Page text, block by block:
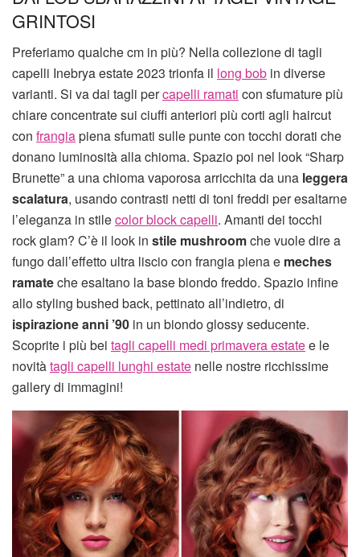
GRINTOSI
Preferiamo qualche cm in più? Nella collezione di tagli
capelli Inebrya estate 2023 trionfa il long bob in diverse
varianti. Si va dai tagli percapelli ramati con sfumature più
chiare concentrate sui ciuffi anteriori più corti agli haircut
con frangiapiena sfumati sulle punte con tocchi dorati che
donano luminosità alla chioma. Spazio poi nel look “Sharp
Brunette” a una chioma vaporosa arricchita da una leggera
scalatura, usando contrasti netti di toni freddi per esaltarne
l’eleganza in stilecolor block capelli. Amanti dei tocchi
rock glam? C’è il look in stile mushroomche vuole dire a
fungo dall’effetto ultra liscio con frangia piena e meches
ramateche esaltano la base biondo freddo. Spazio infine
allo styling bushed back, pettinato all’indietro, di
ispirazione anni ’90 in un biondo glossy seducente.
Scoprite i più bei tagli capelli medi primavera estatee le
novitàtagli capelli lunghi estate nelle nostre ricchissime
gallery di immagini!